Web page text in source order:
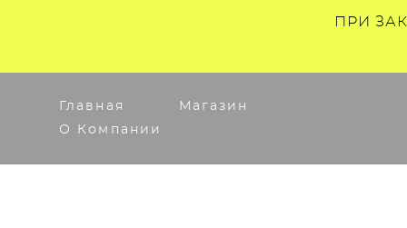
ПРИ
Главная
Магазин
О Компании